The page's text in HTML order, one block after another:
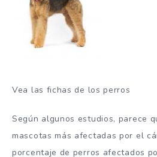
Vea las fichas de los perros
Según algunos estudios, parece
mascotas más afectadas por el
porcentaje de perros afectados